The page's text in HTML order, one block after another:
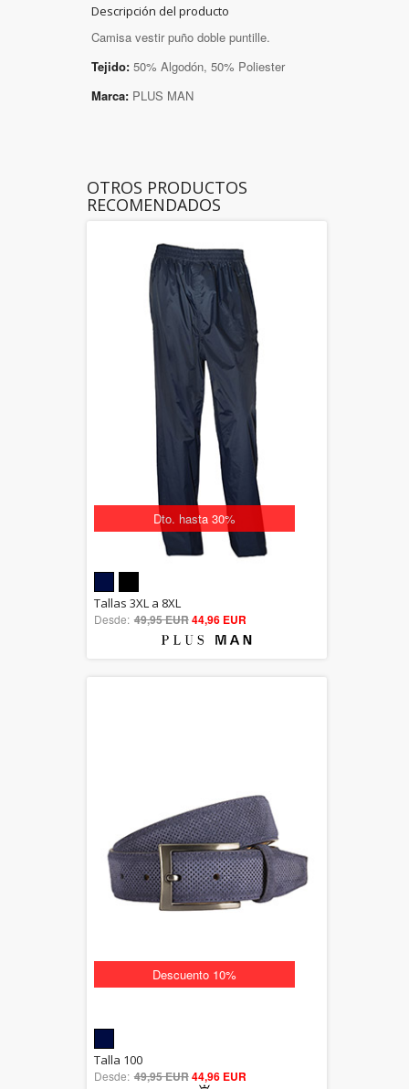
Descripción del producto
Camisa vestir puño doble puntille.
Tejido: 50% Algodón, 50% Poliester
Marca: PLUS MAN
OTROS PRODUCTOS
RECOMENDADOS
Dto. hasta 30%
5.00
out of 5
Tallas 3XL a 8XL
Desde: 49,95 EUR44,96 EUR
Descuento 10%
out of 5
Talla 100
Desde: 49,95 EUR44,96 EUR